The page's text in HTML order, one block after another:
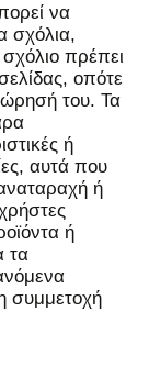
να
σχόλια,
πρέπει
οπότε
του. Τα
ή
αυτά που
ή
ή
τα
συμμετοχή